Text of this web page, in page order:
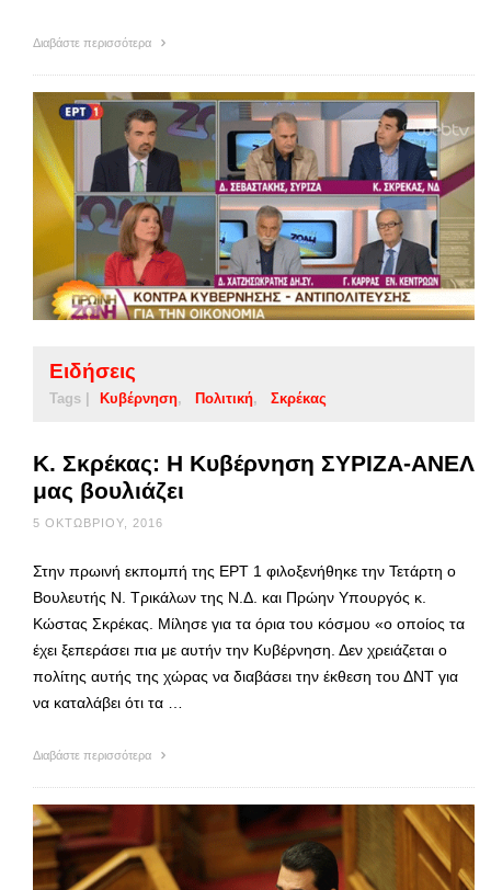
Διαβάστε περισσότερα
Ειδήσεις
Tags | Κυβέρνηση Πολιτική Σκρέκας
Κ. Σκρέκας: Η Κυβέρνηση ΣΥΡΙΖΑ-ΑΝΕΛ
μας βουλιάζει
5 ΟΚΤΩΒΡΊΟΥ, 2016
Στην πρωινή εκπομπή της ΕΡΤ 1 φιλοξενήθηκε την Τετάρτη ο
Βουλευτής Ν. Τρικάλων της Ν.Δ. και Πρώην Υπουργός κ.
Κώστας Σκρέκας. Μίλησε για τα όρια του κόσμου «ο οποίος τα
έχει ξεπεράσει πια με αυτήν την Κυβέρνηση. Δεν χρειάζεται ο
πολίτης αυτής της χώρας να διαβάσει την έκθεση του ΔΝΤ για
να καταλάβει ότι τα …
Διαβάστε περισσότερα